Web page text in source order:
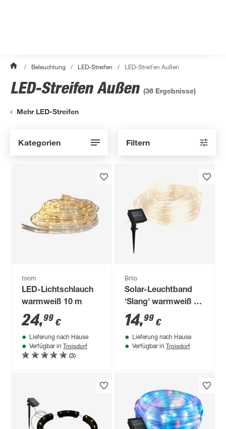
/ Beleuchtung / LED-Streifen / LED-Streifen Außen
LED-Streifen Außen (36 Ergebnisse)
Mehr LED-Streifen
Kategorien Filtern
toom
LED-Lichtschlauch
warmweiß 10 m
24,99 €
Lieferung nach Hause
Verfügbar in Troisdorf
(3)
Brilo
Solar-Leuchtband
'Slang' warmweiß IP
44
14,99 €
Lieferung nach Hause
Verfügbar in Troisdorf